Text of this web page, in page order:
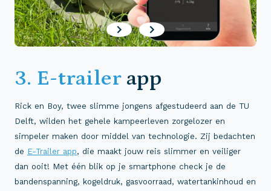
3. E-trailer app
Rick en Boy, twee slimme jongens afgestudeerd aan de TU
Delft, wilden het gehele kampeerleven zorgelozer en
simpeler maken door middel van technologie. Zij bedachten
de E-Trailer app, die maakt jouw reis slimmer en veiliger
dan ooit! Met één blik op je smartphone check je de
bandenspanning, kogeldruk, gasvoorraad, watertankinhoud en